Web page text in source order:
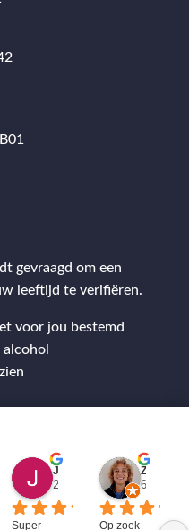
gevraagd om een
leeftijd te verifiëren.
voor jou bestemd
2 jaar geleden
Super
6 jaar
Op zoek